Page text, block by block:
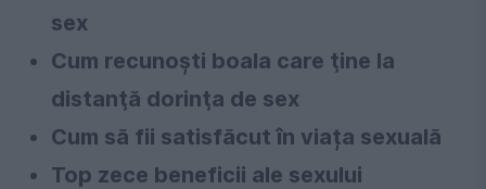
sex
Cum recunoşti boala care ţine la
distanţă dorinţa de sex
Cum să fii satisfăcut în viața sexuală
Top zece beneficii ale sexului